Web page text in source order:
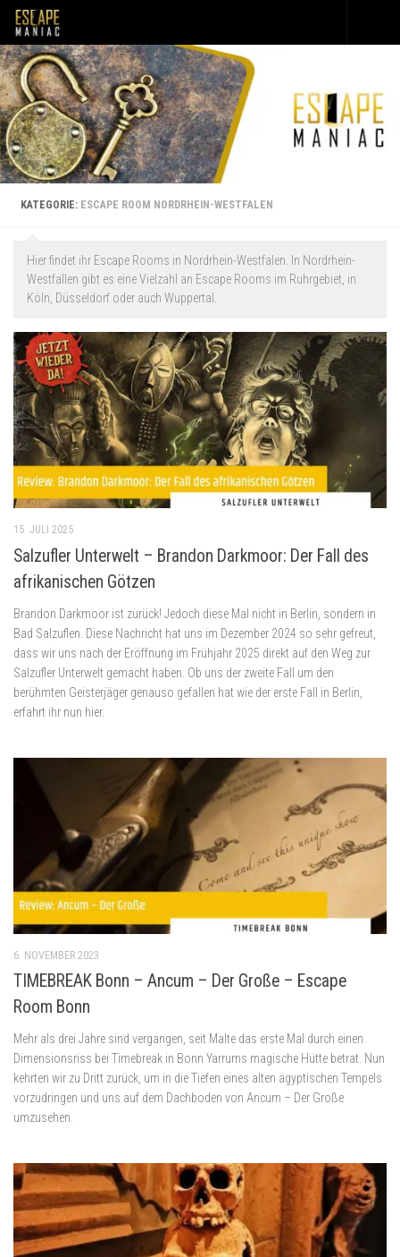
Unter dem Inhalt
KATEGORIE: ESCAPE ROOM NORDRHEIN-WESTFALEN
Hier findet ihr Escape Rooms in Nordrhein-Westfalen. In Nordrhein-
Westfallen gibt es eine Vielzahl an Escape Rooms im Ruhrgebiet, in
Köln, Düsseldorf oder auch Wuppertal.
15. JULI 2025
Salzufler Unterwelt – Brandon Darkmoor: Der Fall des
afrikanischen Götzen
Brandon Darkmoor ist zurück! Jedoch diese Mal nicht in Berlin, sondern in
Bad Salzuflen. Diese Nachricht hat uns im Dezember 2024 so sehr gefreut,
dass wir uns nach der Eröffnung im Frühjahr 2025 direkt auf den Weg zur
Salzufler Unterwelt gemacht haben. Ob uns der zweite Fall um den
berühmten Geisterjäger genauso gefallen hat wie der erste Fall in Berlin,
erfahrt ihr nun hier.
6. NOVEMBER 2023
TIMEBREAK Bonn – Ancum – Der Große – Escape
Room Bonn
Mehr als drei Jahre sind vergangen, seit Malte das erste Mal durch einen
Dimensionsriss bei Timebreak in Bonn Yarrums magische Hütte betrat. Nun
kehrten wir zu Dritt zurück, um in die Tiefen eines alten ägyptischen Tempels
vorzudringen und uns auf dem Dachboden von Ancum – Der Große
umzusehen.